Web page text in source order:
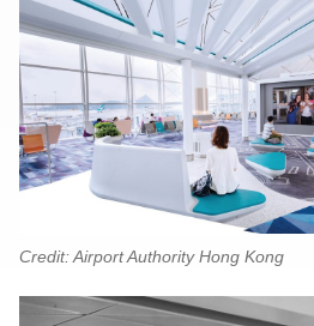
Credit: Airport Authority Hong Kong